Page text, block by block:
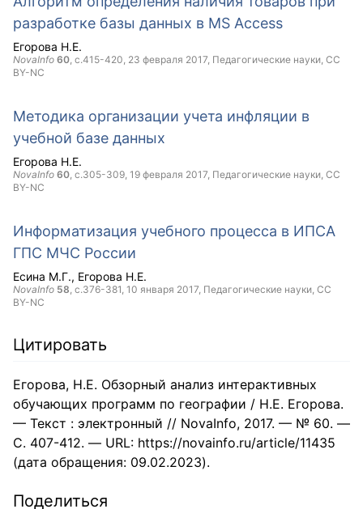
разработке базы данных в MS Access
Егорова Н.Е.
NovaInfo 60 , с.415-420, 23 февраля 2017 , Педагогические науки, CC
BY-NC
Методика организации учета инфляции в
учебной базе данных
Егорова Н.Е.
NovaInfo 60 , с.305-309, 19 февраля 2017 , Педагогические науки, CC
BY-NC
Информатизация учебного процесса в ИПСА
ГПС МЧС России
Есина М.Г. Егорова Н.Е.
NovaInfo 58 , с.376-381, 10 января 2017 , Педагогические науки, CC
BY-NC
Цитировать
Егорова, Н.Е. Обзорный анализ интерактивных
обучающих программ по географии / Н.Е. Егорова.
— Текст : электронный // NovaInfo, 2017. — № 60. —
С. 407-412. — URL: https://novainfo.ru/article/11435
(дата обращения: 09.02.2023).
Поделиться